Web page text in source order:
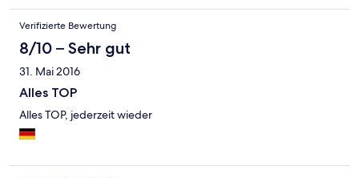
Verifizierte Bewertung
8/10 – Sehr gut
31. Mai 2016
Alles TOP
Alles TOP, jederzeit wieder